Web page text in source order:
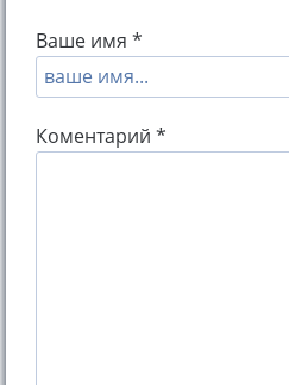
Ваше имя *
Коментарий *